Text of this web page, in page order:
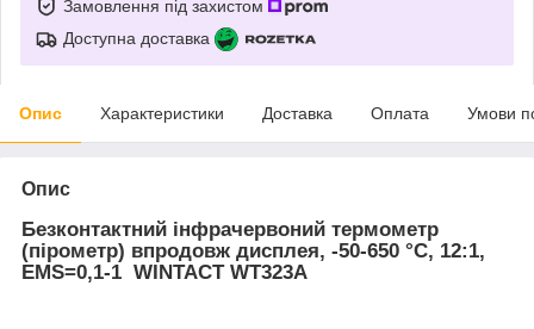
Замовлення під захистом
Доступна доставка
Опис Характеристики Доставка Оплата Умови
Опис
Безконтактний інфрачервоний термометр
(пірометр) впродовж дисплея, -50-650 °C, 12:1,
EMS=0,1-1 WINTACT WT323A